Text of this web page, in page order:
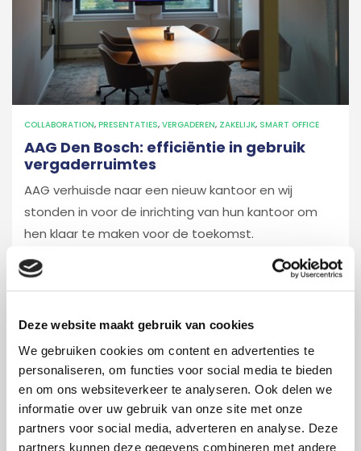
Deze website maakt gebruik van cookies
We gebruiken cookies om content en advertenties te
personaliseren, om functies voor social media te bieden
en om ons websiteverkeer te analyseren. Ook delen we
informatie over uw gebruik van onze site met onze
partners voor social media, adverteren en analyse. Deze
partners kunnen deze gegevens combineren met andere
COLLABORATION, PRESENTATIES, VERGADEREN, ZAKELIJK, SMART OFFICE
AAG Den Bosch: efficiëntie in gebruik
vergaderruimtes
AAG verhuisde naar een nieuw kantoor en wij
stonden in voor de inrichting van hun kantoor om
hen klaar te maken voor de toekomst.
07 aug 2024